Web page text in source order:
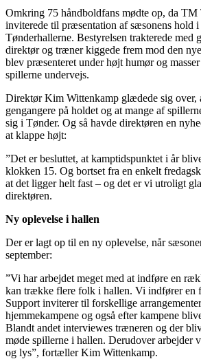
Omkring 75 håndboldfans mødte op, da TM
inviterede til præsentation af sæsonens hold
Tønderhallerne. Bestyrelsen trakterede med
direktør og træner kiggede frem mod den
blev præsenteret under højt humør og
spillerne undervejs.
Direktør Kim Wittenkamp glædede sig over,
gengangere på holdet og at mange af
sig i Tønder. Og så havde direktøren en
at klappe højt:
”Det er besluttet, at kamptidspunktet i år
klokken 15. Og bortset fra en enkelt
at det ligger helt fast – og det er vi utroligt
direktøren.
Ny oplevelse i hallen
Der er lagt op til en ny oplevelse, når
september:
”Vi har arbejdet meget med at indføre en
kan trække flere folk i hallen. Vi indfører en
Support inviterer til forskellige
hjemmekampene og også efter kampene
Blandt andet interviewes træneren og der
møde spillerne i hallen. Derudover arbejder
og lys”, fortæller Kim Wittenkamp.